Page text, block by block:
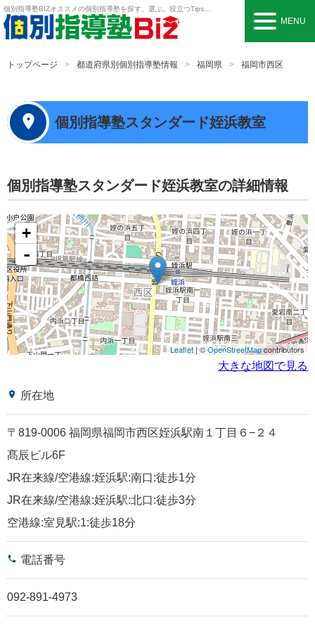
個別指導塾BIZオススメの個別指導塾を探す、選ぶ。役立つTipsも。
MENU
トップページ 都道府県別個別指導塾情報 福岡県 福岡市西区
個別指導塾スタンダード姪浜教室
個別指導塾スタンダード姪浜教室の詳細情報
+
-
Leaflet| ©OpenStreetMapcontributors
大きな地図で見る
place 所在地
〒819-0006 福岡県福岡市西区姪浜駅南１丁目６−２４
髙辰ビル6F
JR在来線/空港線:姪浜駅:南口:徒歩1分
JR在来線/空港線:姪浜駅:北口:徒歩3分
空港線:室見駅:1:徒歩18分
phone 電話番号
092-891-4973